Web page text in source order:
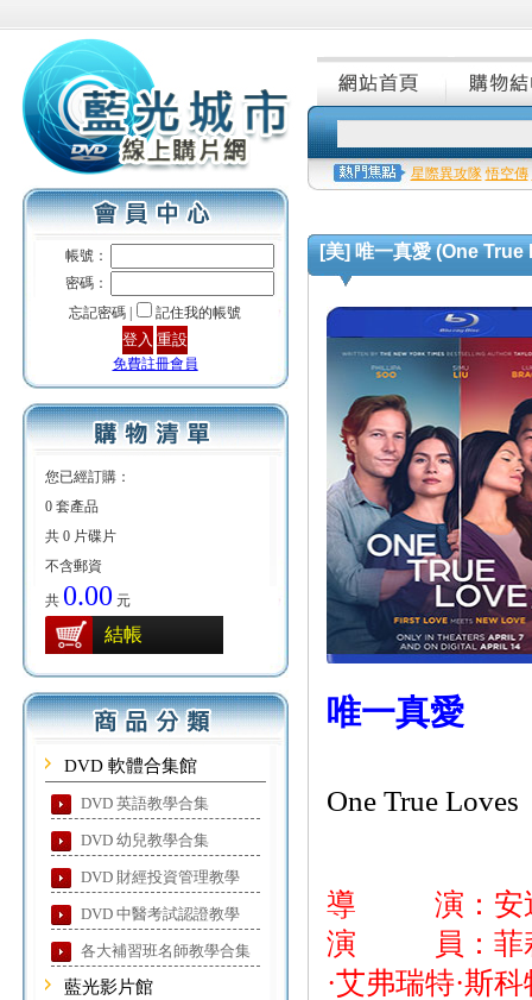
帳號：
密碼：
忘記密碼 |
記住我的帳號
免費註冊會員
您已經訂購：
0 套產品
共 0 片碟片
不含郵資
共 0.00 元
結帳
DVD 軟體合集館
DVD 英語教學合集
DVD 幼兒教學合集
DVD 財經投資管理教學
DVD 中醫考試認證教學
各大補習班名師教學合集
藍光影片館
星際異攻隊 悟空傳
[美] 唯一真愛 (One True
唯一真愛
One True Loves
導 演：安迪
演 員：菲莉
·艾弗瑞特·斯科